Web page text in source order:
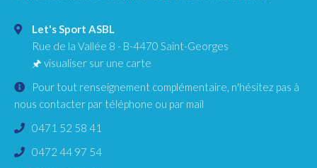
Let's Sport ASBL
Rue de la Vallée 8 - B-4470 Saint-Georges
🖈 visualiser sur une carte
Pour tout renseignement complémentaire, n'hésitez pas à
nous contacter par téléphone ou par mail
0471 52 58 41
0472 44 97 54